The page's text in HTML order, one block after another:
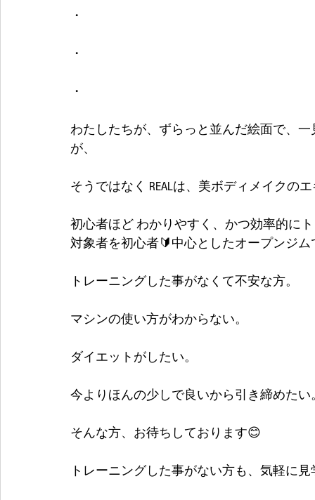
・
・
・
わたしたちが、ずらっと並んだ絵面で、
が、
そうではなく REALは、美ボディメイクの
初心者ほど わかりやすく、かつ効率的に
対象者を初心者🔰中心としたオープンジム
トレーニングした事がなくて不安な方。
マシンの使い方がわからない。
ダイエットがしたい。
今よりほんの少しで良いから引き締めたい
そんな方、お待ちしております😊
トレーニングした事がない方も、気軽に